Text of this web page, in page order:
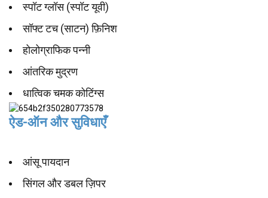
स्पॉट ग्लॉस (स्पॉट यूवी)
सॉफ्ट टच (साटन) फ़िनिश
होलोग्राफिक पन्नी
आंतरिक मुद्रण
धात्विक चमक कोटिंग्स
ऐड-ऑन और सुविधाएँ
आंसू पायदान
सिंगल और डबल ज़िपर